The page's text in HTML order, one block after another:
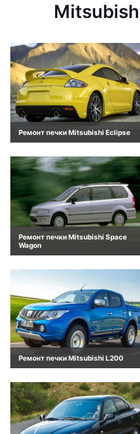
Ремонт печки Mitsubishi Eclipse
Ремонт печки Mitsubishi Space
Wagon
Ремонт печки Mitsubishi L200